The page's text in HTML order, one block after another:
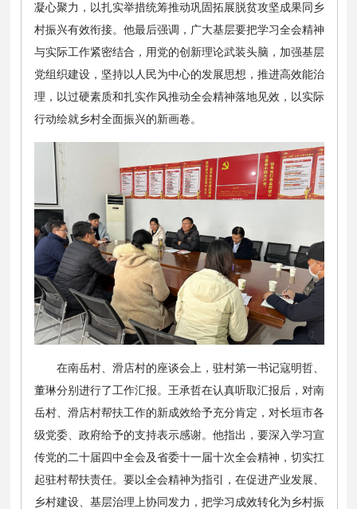
凝心聚力，以扎实举措统筹推动巩固拓展脱贫攻坚成果同乡
村振兴有效衔接。他最后强调，广大基层要把学习全会精神
与实际工作紧密结合，用党的创新理论武装头脑，加强基层
党组织建设，坚持以人民为中心的发展思想，推进高效能治
理，以过硬素质和扎实作风推动全会精神落地见效，以实际
行动绘就乡村全面振兴的新画卷。
在南岳村、滑店村的座谈会上，驻村第一书记寇明哲、
董琳分别进行了工作汇报。王承哲在认真听取汇报后，对南
岳村、滑店村帮扶工作的新成效给予充分肯定，对长垣市各
级党委、政府给予的支持表示感谢。他指出，要深入学习宣
传党的二十届四中全会及省委十一届十次全会精神，切实扛
起驻村帮扶责任。要以全会精神为指引，在促进产业发展、
乡村建设、基层治理上协同发力，把学习成效转化为乡村振